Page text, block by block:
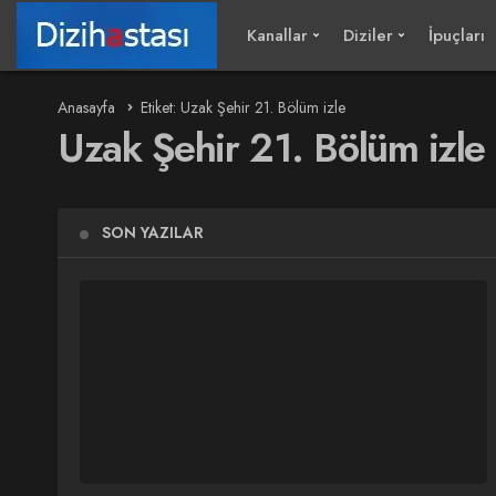
Kanallar Diziler İpuçları
Anasayfa Etiket: Uzak Şehir 21. Bölüm izle
Uzak Şehir 21. Bölüm izle
SON YAZILAR